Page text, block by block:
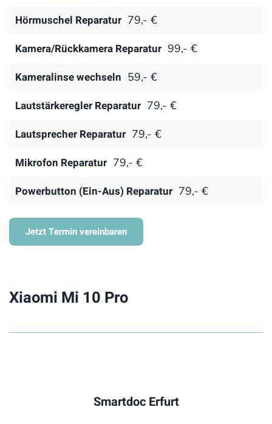
Hörmuschel Reparatur 79,- €
Kamera/Rückkamera Reparatur 99,- €
Kameralinse wechseln 59,- €
Lautstärkeregler Reparatur 79,- €
Lautsprecher Reparatur 79,- €
Mikrofon Reparatur 79,- €
Powerbutton (Ein-Aus) Reparatur 79,- €
Jetzt Termin vereinbaren
Xiaomi Mi 10 Pro
Smartdoc Erfurt